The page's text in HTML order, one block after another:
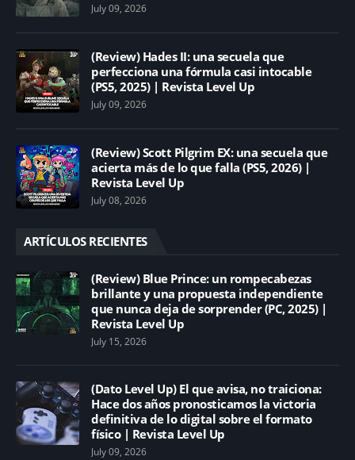
July 09, 2026
(Review) Hades II: una secuela que
perfecciona una fórmula casi intocable
(PS5, 2025) | Revista Level Up
July 09, 2026
(Review) Scott Pilgrim EX: una secuela que
acierta más de lo que falla (PS5, 2026) |
Revista Level Up
July 08, 2026
ARTÍCULOS RECIENTES
(Review) Blue Prince: un rompecabezas
brillante y una propuesta independiente
que nunca deja de sorprender (PC, 2025) |
Revista Level Up
July 15, 2026
(Dato Level Up) El que avisa, no traiciona:
Hace dos años pronosticamos la victoria
definitiva de lo digital sobre el formato
físico | Revista Level Up
July 09, 2026